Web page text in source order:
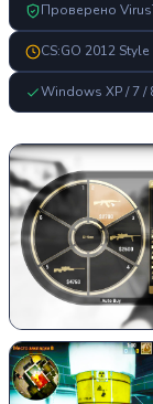
Проверено
CS:GO 2012 Style
Windows XP / 7 /